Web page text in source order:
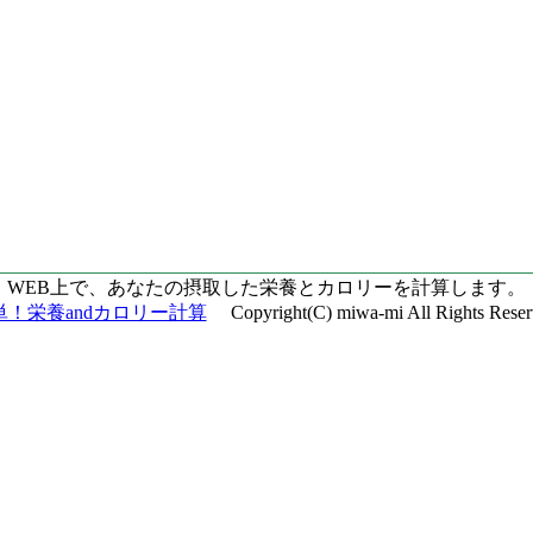
WEB上で、あなたの摂取した栄養とカロリーを計算します。
！栄養andカロリー計算Copyright(C) miwa-mi All Rights